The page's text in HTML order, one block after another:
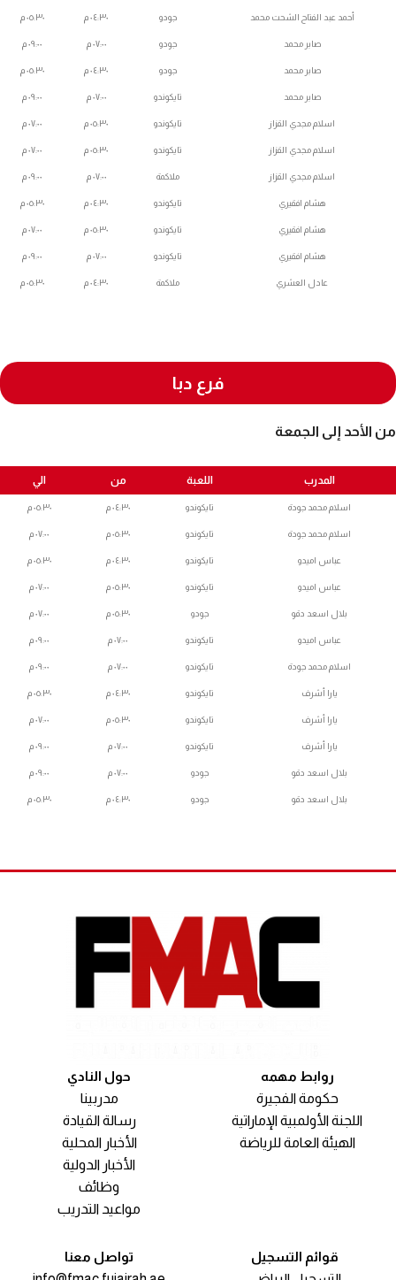
أحمد عبد الفتاح الشحت محمد جودو ٠٤:٣٠ م ٠٥:٣٠ م
صابر محمد جودو ٠٧:٠٠ م ٠٩:٠٠ م
صابر محمد جودو ٠٤:٣٠ م ٠٥:٣٠ م
صابر محمد تايكوندو ٠٧:٠٠ م ٠٩:٠٠ م
اسلام مجدي القزاز تايكوندو ٠٥:٣٠ م ٠٧:٠٠ م
اسلام مجدي القزاز تايكوندو ٠٥:٣٠ م ٠٧:٠٠ م
اسلام مجدي القزاز ملاكمة ٠٧:٠٠ م ٠٩:٠٠ م
هشام افقيري تايكوندو ٠٤:٣٠ م ٠٥:٣٠ م
هشام افقيري تايكوندو ٠٥:٣٠ م ٠٧:٠٠ م
هشام افقيري تايكوندو ٠٧:٠٠ م ٠٩:٠٠ م
عادل العشري ملاكمة ٠٤:٣٠ م ٠٥:٣٠ م
فرع دبا
من الأحد إلى الجمعة
المدرب اللعبة من الي
اسلام محمد جودة تايكوندو ٠٤:٣٠ م ٠٥:٣٠ م
اسلام محمد جودة تايكوندو ٠٥:٣٠ م ٠٧:٠٠ م
عباس اميدو تايكوندو ٠٤:٣٠ م ٠٥:٣٠ م
عباس اميدو تايكوندو ٠٥:٣٠ م ٠٧:٠٠ م
بلال اسعد دقو جودو ٠٥:٣٠ م ٠٧:٠٠ م
عباس اميدو تايكوندو ٠٧:٠٠ م ٠٩:٠٠ م
اسلام محمد جودة تايكوندو ٠٧:٠٠ م ٠٩:٠٠ م
يارا أشرف تايكوندو ٠٤:٣٠ م ٠٥:٣٠ م
يارا أشرف تايكوندو ٠٥:٣٠ م ٠٧:٠٠ م
يارا أشرف تايكوندو ٠٧:٠٠ م ٠٩:٠٠ م
بلال اسعد دقو جودو ٠٧:٠٠ م ٠٩:٠٠ م
بلال اسعد دقو جودو ٠٤:٣٠ م ٠٥:٣٠ م
روابط مهمه
حكومة الفجيرة
اللجنة الأولمبية الإماراتية
الهيئة العامة للرياضة
حول النادي
مدربينا
رسالة القيادة
الأخبار المحلية
الأخبار الدولية
وظائف
مواعيد التدريب
قوائم التسجيل
تواصل معنا